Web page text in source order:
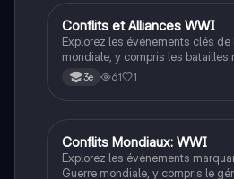
enjeux majeurs de ce conflit
Histoire
Conflits et Alliances WWI
Explorez les événements clés de
mondiale, y compris les batailles
alliances (Triple Entente et Triple
personnages influents comme
guerre. Type: résumé historique.
3e 61 1
Histoire
Conflits Mondiaux: WWI
Explorez les événements
Guerre mondiale, y compris le